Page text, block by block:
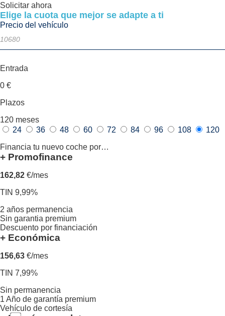
Solicitar ahora
Elige la cuota que mejor se adapte a ti
Precio del vehículo
Entrada
0 €
Plazos
120 meses
24
36 48 60 72 84 96 108
120
Financia tu nuevo coche por…
+ Promofinance
162,82 €/mes
TIN 9,99%
2 años permanencia
Sin garantia premium
Descuento por financiación
+ Económica
156,63 €/mes
TIN 7,99%
Sin permanencia
1 Año de garantía premium
Vehículo de cortesía